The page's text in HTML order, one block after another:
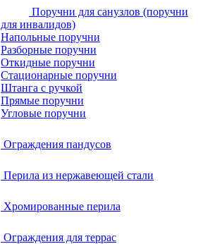
Поручни для санузлов (поручни
для инвалидов)
Напольные поручни
Разборные поручни
Откидные поручни
Стационарные поручни
Штанга с ручкой
Прямые поручни
Угловые поручни
Ограждения пандусов
Перила из нержавеющей стали
Хромированные перила
Ограждения для террас